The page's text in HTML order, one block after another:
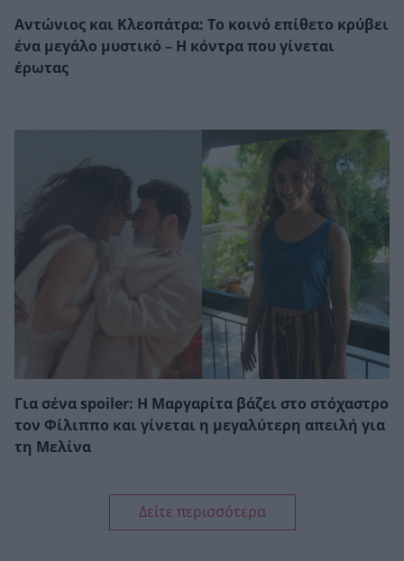
Αντώνιος και Κλεοπάτρα: Το κοινό επίθετο κρύβει
ένα μεγάλο μυστικό – Η κόντρα που γίνεται
έρωτας
Για σένα spoiler: Η Μαργαρίτα βάζει στο στόχαστρο
τον Φίλιππο και γίνεται η μεγαλύτερη απειλή για
τη Μελίνα
Δείτε περισσότερα